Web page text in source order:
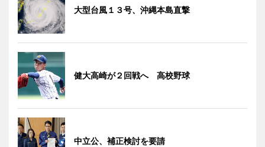
大型台風１３号、沖縄本島直撃
健大高崎が２回戦へ 高校野球
中立公、補正検討を要請